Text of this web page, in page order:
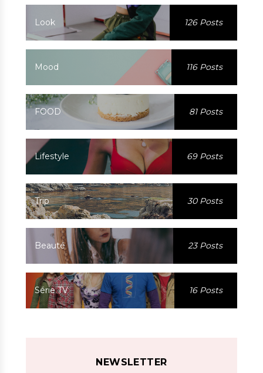
Look 126 Posts
Mood 116 Posts
FOOD 81 Posts
Lifestyle 69 Posts
Trip 30 Posts
Beauté 23 Posts
Série TV 16 Posts
NEWSLETTER